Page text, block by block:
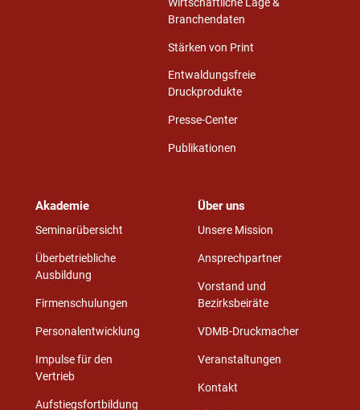
Branchendaten
Stärken von Print
Entwaldungsfreie
Druckprodukte
Presse-Center
Publikationen
Akademie
Seminarübersicht
Überbetriebliche
Ausbildung
Firmenschulungen
Personalentwicklung
Impulse für den
Vertrieb
Aufstiegsfortbildung
Über uns
Unsere Mission
Ansprechpartner
Vorstand und
Bezirksbeiräte
VDMB-Druckmacher
Veranstaltungen
Kontakt